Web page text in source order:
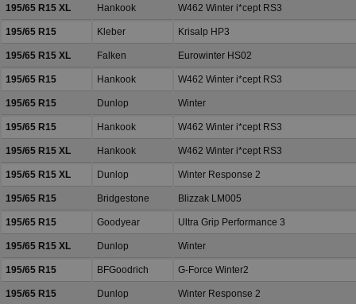
195/65 R15 XL Hankook W462 Winter i*cept RS3
195/65 R15 Kleber Krisalp HP3
195/65 R15 XL Falken Eurowinter HS02
195/65 R15 Hankook W462 Winter i*cept RS3
195/65 R15 Dunlop Winter
195/65 R15 Hankook W462 Winter i*cept RS3
195/65 R15 XL Hankook W462 Winter i*cept RS3
195/65 R15 XL Dunlop Winter Response 2
195/65 R15 Bridgestone Blizzak LM005
195/65 R15 Goodyear Ultra Grip Performance 3
195/65 R15 XL Dunlop Winter
195/65 R15 BFGoodrich G-Force Winter2
195/65 R15 Dunlop Winter Response 2